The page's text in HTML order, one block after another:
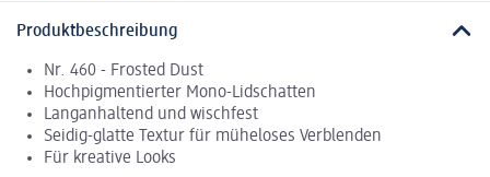
Produktbeschreibung
Nr. 460 - Frosted Dust
Hochpigmentierter Mono-Lidschatten
Langanhaltend und wischfest
Seidig-glatte Textur für müheloses Verblenden
Für kreative Looks